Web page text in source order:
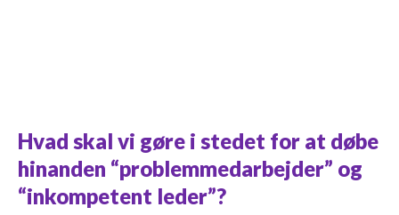
Hvad skal vi gøre i stedet for at døbe
hinanden “problemmedarbejder” og
“inkompetent leder”?